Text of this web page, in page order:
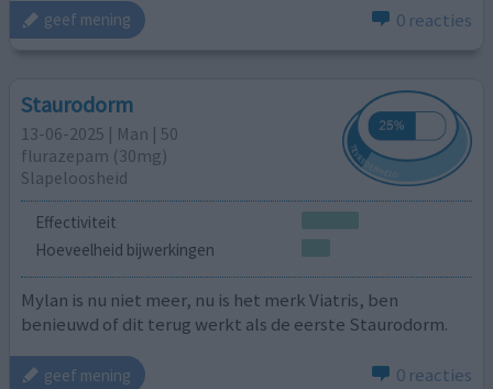
geef mening 0 reacties
Staurodorm
13-06-2025 | Man | 50
flurazepam (30mg)
Slapeloosheid
Effectiviteit
Hoeveelheid bijwerkingen
Mylan is nu niet meer, nu is het merk Viatris, ben
benieuwd of dit terug werkt als de eerste Staurodorm.
geef mening 0 reacties